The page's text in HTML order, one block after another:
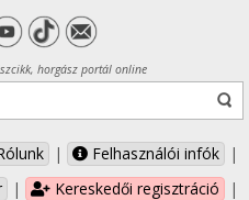
horgász portál online
| Felhasználói infók
|
| Kereskedői regisztráció
|